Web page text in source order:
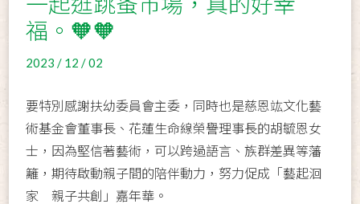
福。🧡🧡
2023 / 12 / 02
要特別感謝扶幼委員會主委，同時也是慈恩竑文化藝
術基金會董事長、花蓮生命線榮譽理事長的胡毓恩女
士，因為堅信著藝術，可以跨過語言、族群差異等藩
籬，期待啟動親子間的陪伴動力，努力促成「藝起洄
家 親子共創」嘉年華。